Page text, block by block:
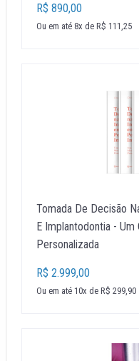
R$ 890,00
Ou em até 8x de R$ 111,25
Tomada De Decisão
E Implantodontia - Um
Personalizada
R$ 2.999,00
Ou em até 10x de R$ 299,90